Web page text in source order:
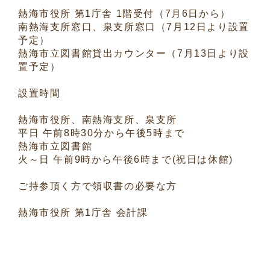
熱海市役所 第1庁舎 1階受付（7月6日から）
南熱海支所窓口、泉支所窓口（7月12日より設置
予定）
熱海市立図書館貸出カウンター（7月13日より設
置予定）
設置時間
熱海市役所、南熱海支所、泉支所
平日 午前8時30分から午後5時まで
熱海市立図書館
火～日 午前9時から午後6時まで(祝日は休館)
ご持参頂く方で領収書の必要な方
熱海市役所 第1庁舎 会計課